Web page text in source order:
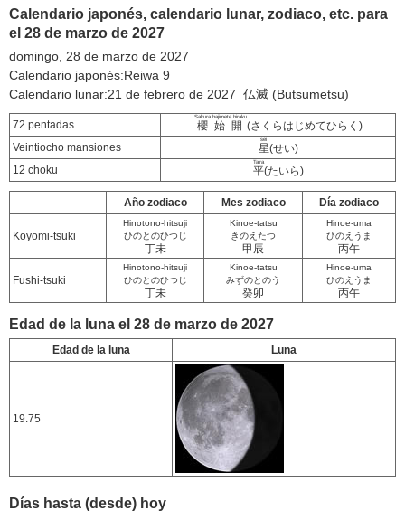
Calendario japonés, calendario lunar, zodiaco, etc. para
el 28 de marzo de 2027
domingo, 28 de marzo de 2027
Calendario japonés:Reiwa 9
Calendario lunar:21 de febrero de 2027 仏滅 (Butsumetsu)
72 pentadas 櫻始開
Sakura hajimete hiraku
(さくらはじめてひらく)
Veintiocho mansiones
星
sei
(せい)
12 choku
平
Taira
(たいら)
Año zodiaco Mes zodiaco Día zodiaco
Koyomi-tsuki
Hinotono-hitsuji
ひのとのひつじ
丁未
Kinoe-tatsu
きのえたつ
甲辰
Hinoe-uma
ひのえうま
丙午
Fushi-tsuki
Hinotono-hitsuji
ひのとのひつじ
丁未
Kinoe-tatsu
みずのとのう
癸卯
Hinoe-uma
ひのえうま
丙午
Edad de la luna el 28 de marzo de 2027
Edad de la luna Luna
19.75
Días hasta (desde) hoy